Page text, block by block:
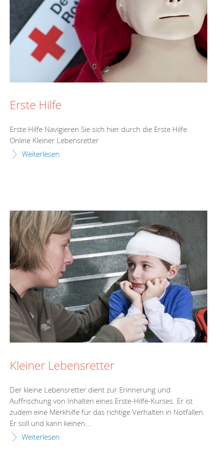
Erste Hilfe
Erste Hilfe Navigieren Sie sich hier durch die Erste Hilfe
Online Kleiner Lebensretter
Weiterlesen
Kleiner Lebensretter
Der kleine Lebensretter dient zur Erinnerung und
Auffrischung von Inhalten eines Erste-Hilfe-Kurses. Er ist
zudem eine Merkhilfe für das richtige Verhalten in Notfällen.
Er soll und kann keinen...
Weiterlesen